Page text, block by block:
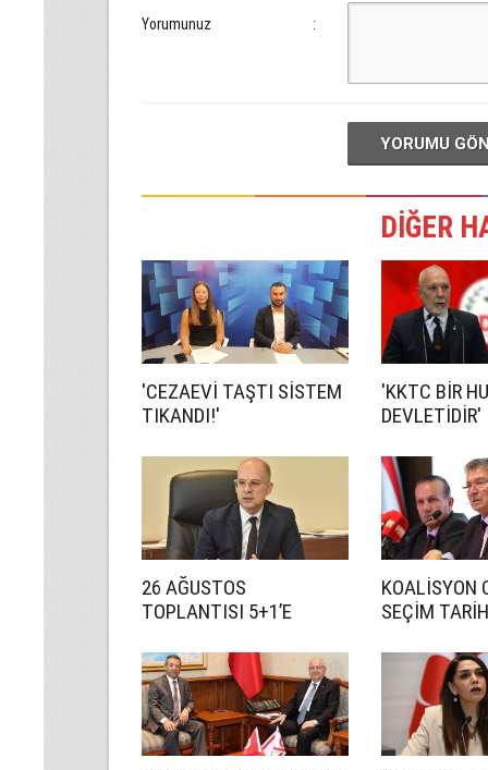
Yorumunuz :
YORUMU
DİĞER
'CEZAEVİ TAŞTI SİSTEM
TIKANDI!'
'KKTC BİR
DEVLETİDİR'
26 AĞUSTOS
TOPLANTISI 5+1’E
KOALİSYON
SEÇİM